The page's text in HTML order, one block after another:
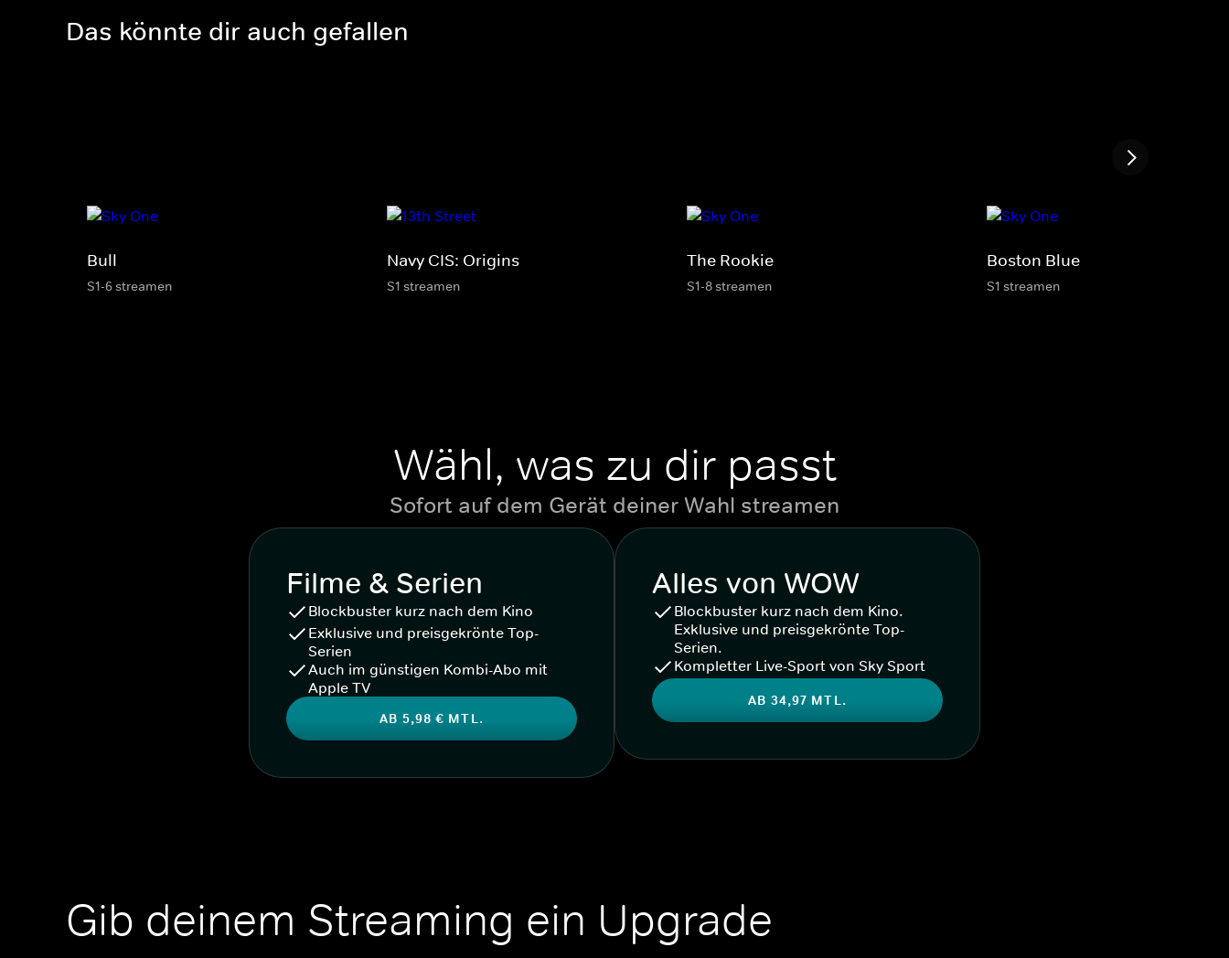
Das könnte dir auch gefallen
Bull
S1-6 streamen
Navy CIS: Origins
S1 streamen
The Rookie
S1-8 streamen
Boston Blue
S1 streamen
Wähl, was zu dir passt
Sofort auf dem Gerät deiner Wahl streamen
Filme & Serien
Blockbuster kurz nach dem Kino
Exklusive und preisgekrönte Top-
Serien
Auch im günstigen Kombi-Abo mit
Apple TV
AB 5,98 € MTL.
Alles von WOW
Blockbuster kurz nach dem Kino.
Exklusive und preisgekrönte Top-
Serien.
Kompletter Live-Sport von Sky Sport
AB 34,97 MTL.
Gib deinem Streaming ein Upgrade